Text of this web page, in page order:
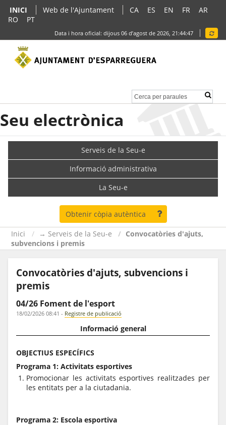
INICI Web de l'Ajuntament CA ES EN FR
AR
RO
PT
Data i hora oficial: dijous 06 d’agost de 2026, 21:44:47
Seu electrònica
Serveis de la Seu-e
Informació administrativa
La Seu-e
Obtenir còpia autèntica
Inici → Serveis de la Seu-e
Convocatòries d'ajuts,
subvencions i premis
Convocatòries d'ajuts, subvencions i
premis
04/26 Foment de l'esport
18/02/2026 08:41 - Registre de publicació
Informació general
OBJECTIUS ESPECÍFICS
Programa 1: Activitats esportives
Promocionar les activitats esportives realitzades per
les entitats per a la ciutadania.
Programa 2: Escola esportiva